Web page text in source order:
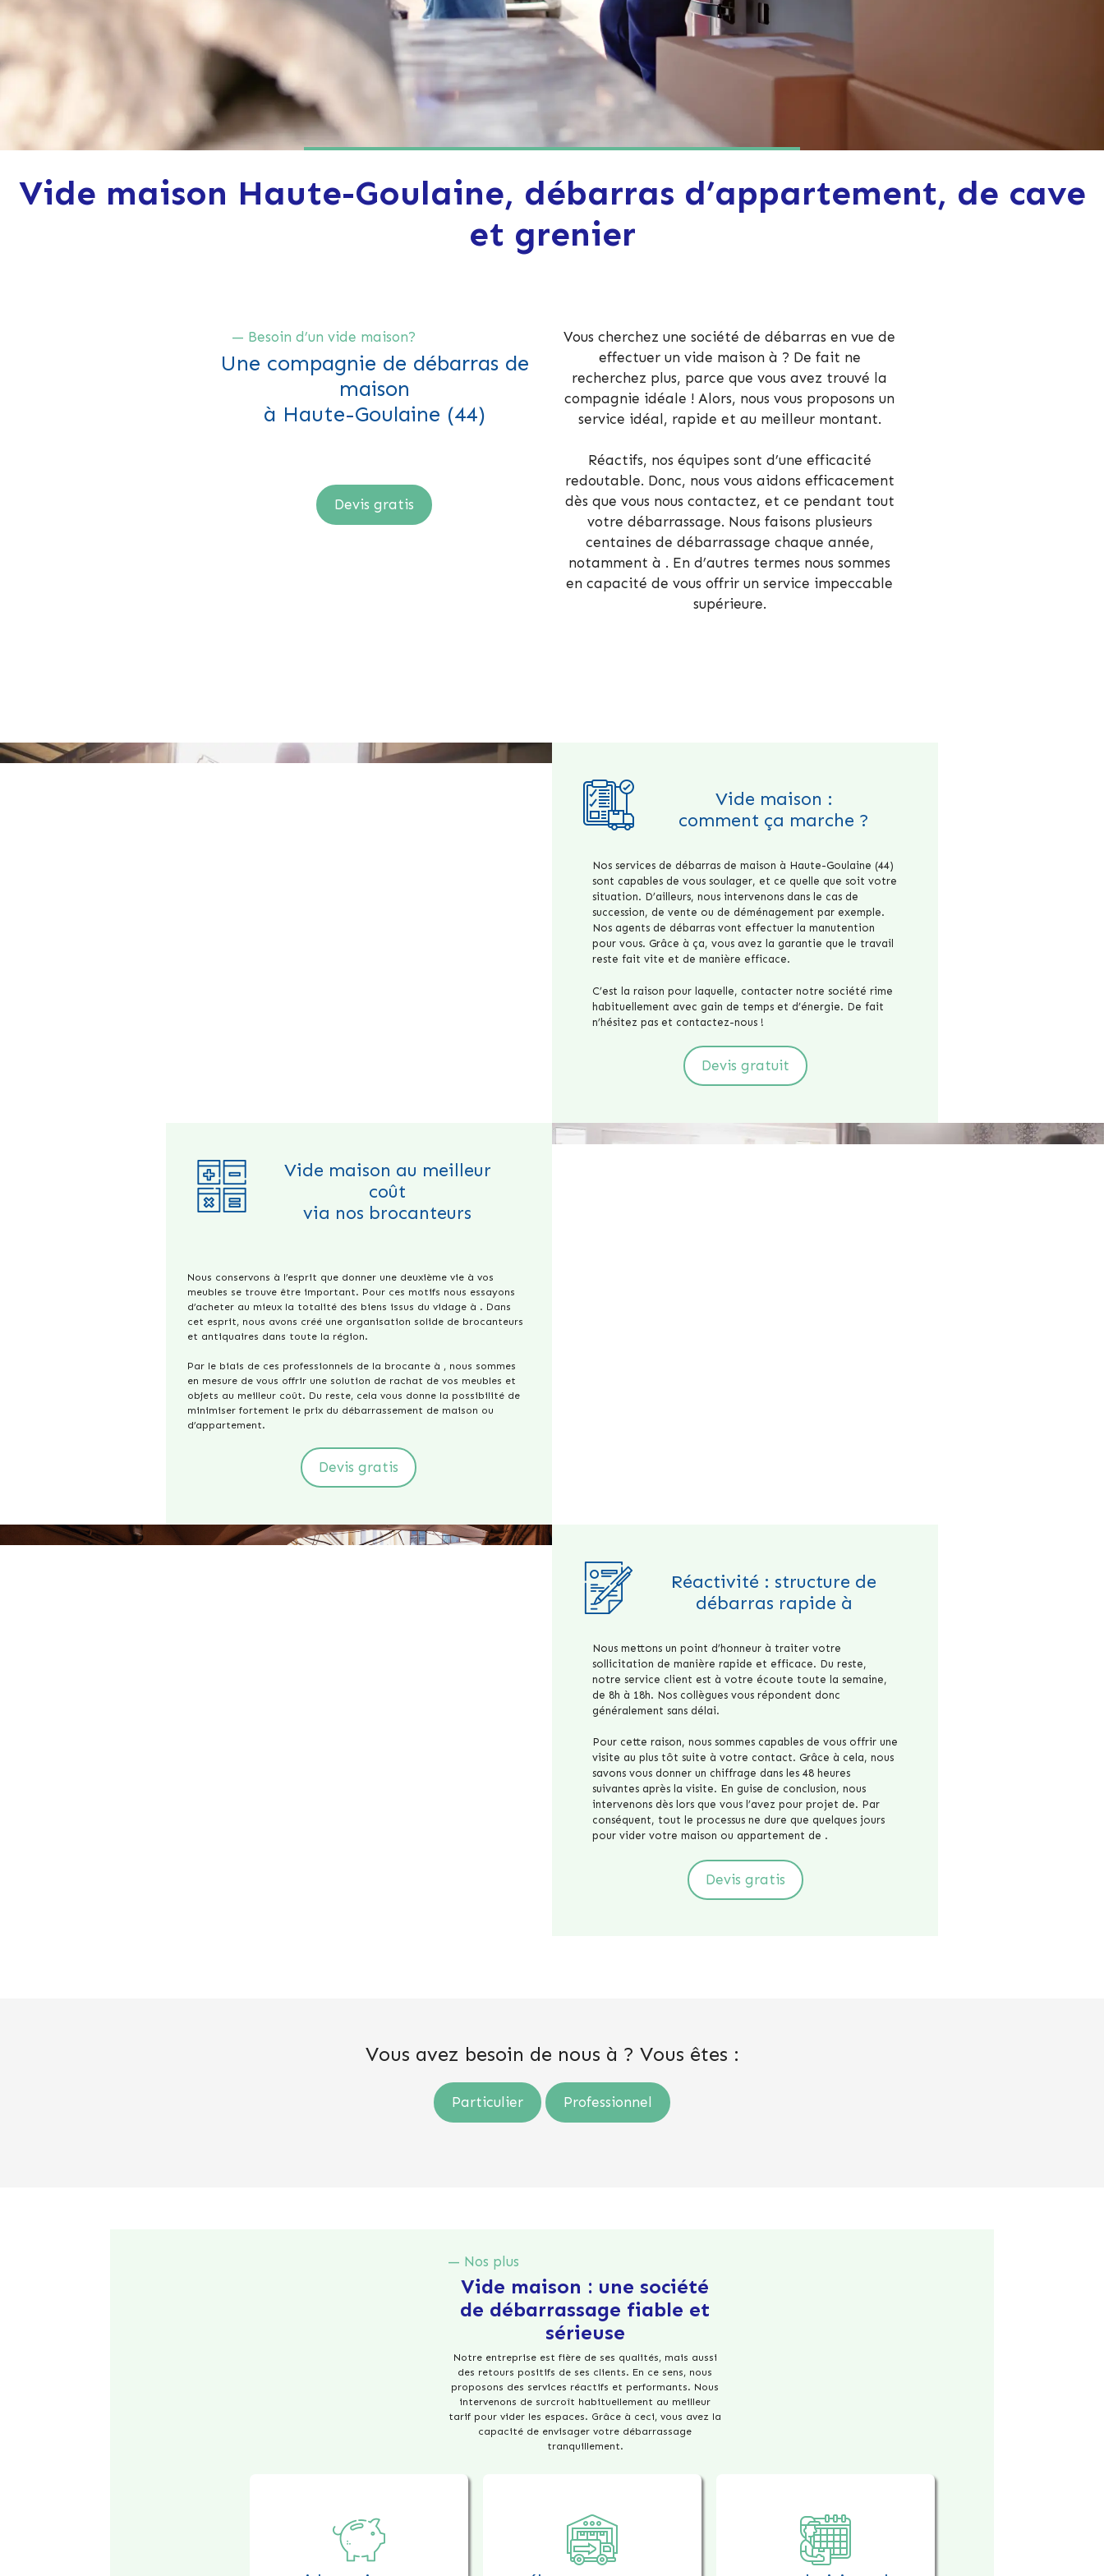
Vide maison Haute-Goulaine, débarras d’appartement, de cave
et grenier
— Besoin d’un vide maison?
Une compagnie de débarras de
maison
à Haute-Goulaine (44)
Devis gratis
Vous cherchez une société de débarras en vue de
effectuer un vide maison à ? De fait ne
recherchez plus, parce que vous avez trouvé la
compagnie idéale ! Alors, nous vous proposons un
service idéal, rapide et au meilleur montant.
Réactifs, nos équipes sont d’une efficacité
redoutable. Donc, nous vous aidons efficacement
dès que vous nous contactez, et ce pendant tout
votre débarrassage. Nous faisons plusieurs
centaines de débarrassage chaque année,
notamment à . En d’autres termes nous sommes
en capacité de vous offrir un service impeccable
supérieure.
Vide maison :
comment ça marche ?
Nos services de débarras de maison à Haute-Goulaine (44)
sont capables de vous soulager, et ce quelle que soit votre
situation. D’ailleurs, nous intervenons dans le cas de
succession, de vente ou de déménagement par exemple.
Nos agents de débarras vont effectuer la manutention
pour vous. Grâce à ça, vous avez la garantie que le travail
reste fait vite et de manière efficace.
C’est la raison pour laquelle, contacter notre société rime
habituellement avec gain de temps et d’énergie. De fait
n’hésitez pas et contactez-nous !
Devis gratuit
Vide maison au meilleur
coût
via nos brocanteurs
Nous conservons à l’esprit que donner une deuxième vie à vos
meubles se trouve être important. Pour ces motifs nous essayons
d’acheter au mieux la totalité des biens issus du vidage à . Dans
cet esprit, nous avons créé une organisation solide de brocanteurs
et antiquaires dans toute la région.
Par le biais de ces professionnels de la brocante à , nous sommes
en mesure de vous offrir une solution de rachat de vos meubles et
objets au meilleur coût. Du reste, cela vous donne la possibilité de
minimiser fortement le prix du débarrassement de maison ou
d’appartement.
Devis gratis
Réactivité : structure de
débarras rapide à
Nous mettons un point d’honneur à traiter votre
sollicitation de manière rapide et efficace. Du reste,
notre service client est à votre écoute toute la semaine,
de 8h à 18h. Nos collègues vous répondent donc
généralement sans délai.
Pour cette raison, nous sommes capables de vous offrir une
visite au plus tôt suite à votre contact. Grâce à cela, nous
savons vous donner un chiffrage dans les 48 heures
suivantes après la visite. En guise de conclusion, nous
intervenons dès lors que vous l’avez pour projet de. Par
conséquent, tout le processus ne dure que quelques jours
pour vider votre maison ou appartement de .
Devis gratis
Vous avez besoin de nous à ? Vous êtes :
Particulier Professionnel
— Nos plus
Vide maison : une société
de débarrassage fiable et
sérieuse
Notre entreprise est fière de ses qualités, mais aussi
des retours positifs de ses clients. En ce sens, nous
proposons des services réactifs et performants. Nous
intervenons de surcroît habituellement au meilleur
tarif pour vider les espaces. Grâce à ceci, vous avez la
capacité de envisager votre débarrassage
tranquillement.